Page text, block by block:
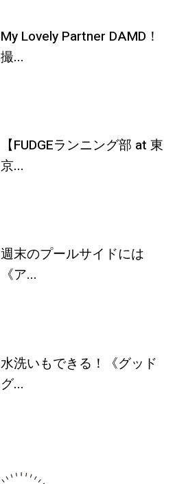
My Lovely Partner DAMD！
撮...
【FUDGEランニング部 at 東
京...
週末のプールサイドには
《ア...
水洗いもできる！《グッド
グ...